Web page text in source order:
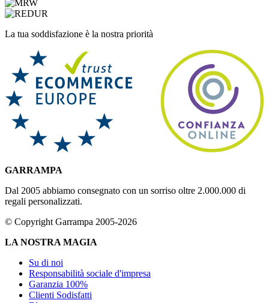
La tua soddisfazione è la nostra priorità
GARRAMPA
Dal 2005 abbiamo consegnato con un sorriso oltre 2.000.000 di
regali personalizzati.
© Copyright Garrampa 2005-2026
LA NOSTRA MAGIA
Su di noi
Responsabilità sociale d'impresa
Garanzia 100%
Clienti Sodisfatti